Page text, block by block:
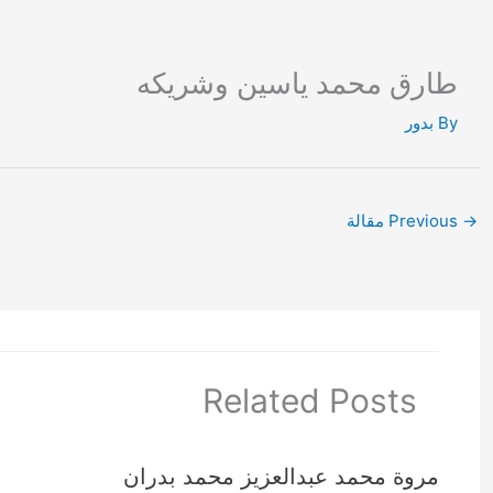
طارق محمد ياسين وشريكه
By بدور
→
Related Posts
مروة محمد عبدالعزيز محمد بدران